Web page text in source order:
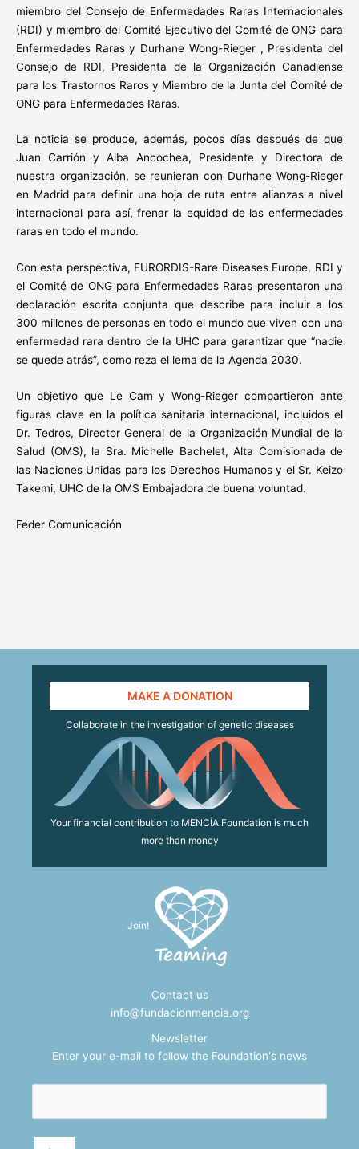
miembro del Consejo de Enfermedades Raras Internacionales
(RDI) y miembro del Comité Ejecutivo del Comité de ONG para
Enfermedades Raras y Durhane Wong-Rieger , Presidenta del
Consejo de RDI, Presidenta de la Organización Canadiense
para los Trastornos Raros y Miembro de la Junta del Comité de
ONG para Enfermedades Raras.
La noticia se produce, además, pocos días después de que
Juan Carrión y Alba Ancochea, Presidente y Directora de
nuestra organización, se reunieran con Durhane Wong-Rieger
en Madrid para definir una hoja de ruta entre alianzas a nivel
internacional para así, frenar la equidad de las enfermedades
raras en todo el mundo.
Con esta perspectiva, EURORDIS-Rare Diseases Europe, RDI y
el Comité de ONG para Enfermedades Raras presentaron una
declaración escrita conjunta que describe para incluir a los
300 millones de personas en todo el mundo que viven con una
enfermedad rara dentro de la UHC para garantizar que “nadie
se quede atrás”, como reza el lema de la Agenda 2030.
Un objetivo que Le Cam y Wong-Rieger compartieron ante
figuras clave en la política sanitaria internacional, incluidos el
Dr. Tedros, Director General de la Organización Mundial de la
Salud (OMS), la Sra. Michelle Bachelet, Alta Comisionada de
las Naciones Unidas para los Derechos Humanos y el Sr. Keizo
Takemi, UHC de la OMS Embajadora de buena voluntad.
Feder Comunicación
MAKE A DONATION
Collaborate in the investigation of genetic diseases
Your financial contribution to MENCÍA Foundation is much
more than money
Join!
Contact us
info@fundacionmencia.org
Newsletter
Enter your e-mail to follow the Foundation's news